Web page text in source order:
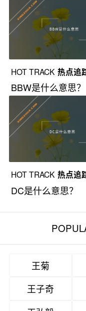
HOT TRACK 热点追
BBW是什么意思？
HOT TRACK 热点追
DC是什么意思？
王菊
王子奇